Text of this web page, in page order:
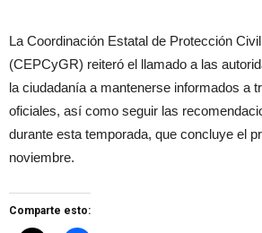
La Coordinación Estatal de Protección
(CEPCyGR) reiteró el llamado a las
la ciudadanía a mantenerse informados a
oficiales, así como seguir las
durante esta temporada, que concluye el
noviembre.
Comparte esto: